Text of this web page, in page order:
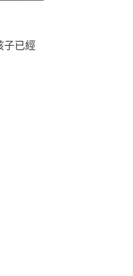
子已經